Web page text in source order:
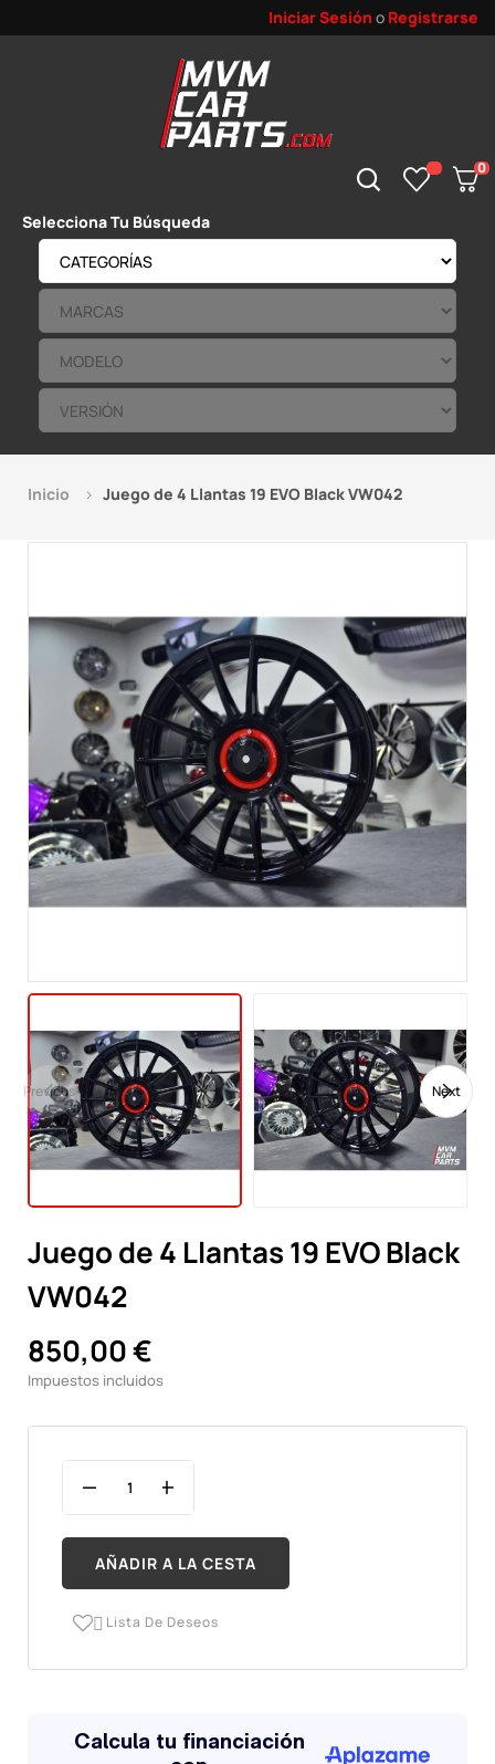
Iniciar Sesión o Registrarse
0
Selecciona Tu Búsqueda
Inicio Juego de 4 Llantas 19 EVO Black VW042
Previous Next
Juego de 4 Llantas 19 EVO Black
VW042
850,00 €
Impuestos incluidos
AÑADIR A LA CESTA
 Lista De Deseos